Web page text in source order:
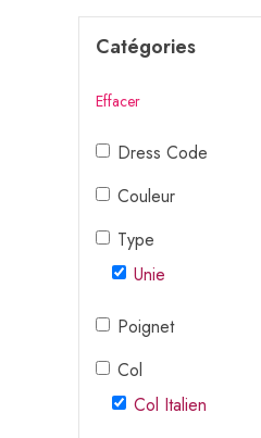
Catégories
Effacer
Dress Code
Couleur
Type
Unie
Poignet
Col
Col Italien